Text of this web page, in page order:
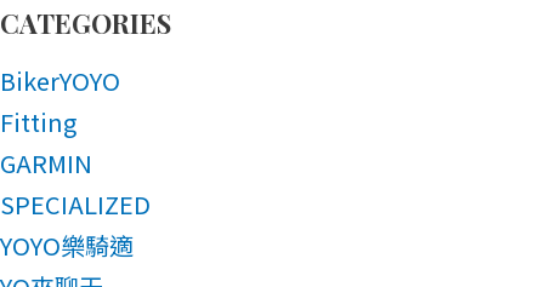
CATEGORIES
BikerYOYO
Fitting
GARMIN
SPECIALIZED
YOYO樂騎適